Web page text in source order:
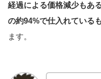
経過による価格減少もあ
の約94%で仕入れている
ます。